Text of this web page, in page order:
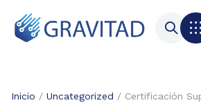
Inicio / Uncategorized / Certificación